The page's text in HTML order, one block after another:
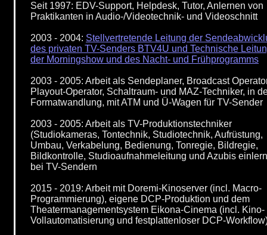
Seit 1997: EDV-Support, Helpdesk, Tutor, Anlernen von
Praktikanten in Audio-/Videotechnik- und Videoschnitt
2003 - 2004: Stellvertretende Leitung der
des privaten TV-Senders BTV4U und Technische
der Morningshow und des Nacht- und Frühprogramms
2003 - 2005: Arbeit als Sendeplaner, Broadcast
Playout-Operator, Schaltraum- und MAZ-Techniker, in
Formatwandlung, mit ATM und Ü-Wagen für TV-Sender
2003 - 2005: Arbeit als TV-Produktionstechniker
(Studiokameras, Tontechnik, Studiotechnik, Aufrüstung,
Umbau, Verkabelung, Bedienung, Tonregie, Bildregie,
Bildkontrolle, Studioaufnahmeleitung und Azubis
bei TV-Sendern
2015 - 2019: Arbeit mit Doremi-Kinoserver (incl. Macro-
Programmierung), eigene DCP-Produktion und dem
Theatermanagementsystem Eikona-Cinema (incl. Kino-
Vollautomatisierung und festplattenloser DCP-